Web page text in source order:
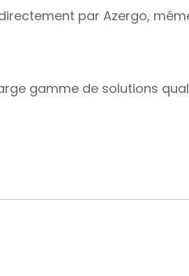
par Azergo,
gamme de solutions